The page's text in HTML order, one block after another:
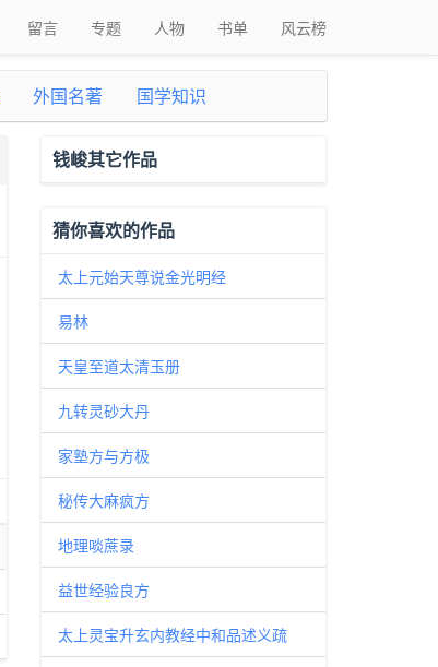
留言 专题 人物 书单 风云榜
外国名著 国学知识
钱峻其它作品
猜你喜欢的作品
太上元始天尊说金光明经
易林
天皇至道太清玉册
九转灵砂大丹
家塾方与方极
秘传大麻疯方
地理啖蔗录
益世经验良方
太上灵宝升玄内教经中和品述义疏